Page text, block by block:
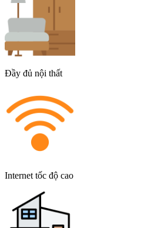
Đầy đủ nội thất
Internet tốc độ cao